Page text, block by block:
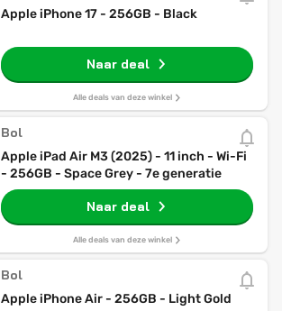
Apple iPhone 17 - 256GB - Black
Naar deal
Alle deals van deze winkel
Bol
Apple iPad Air M3 (2025) - 11 inch - Wi-Fi
- 256GB - Space Grey - 7e generatie
Naar deal
Alle deals van deze winkel
Bol
Apple iPhone Air - 256GB - Light Gold